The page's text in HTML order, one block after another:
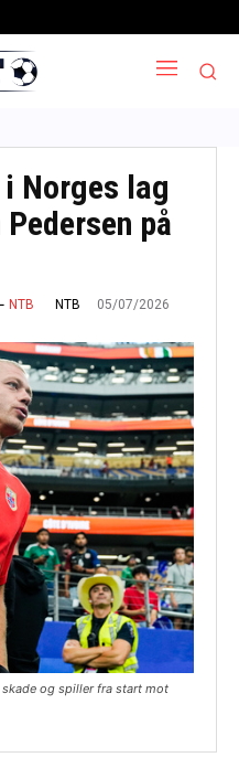
Norges lag
på
NTB NTB 05/07/2026
og spiller fra start mot